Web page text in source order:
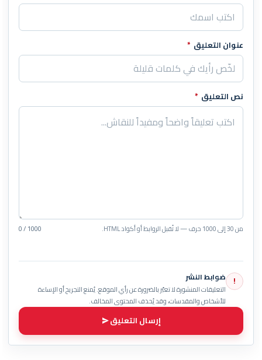
عنوان التعليق *
نص التعليق *
من 30 إلى 1000 حرف — لا تُقبل الروابط أو أكواد HTML. 0 / 1000
! ضوابط النشر
التعليقات المنشورة لا تعبّر بالضرورة عن رأي الموقع. يُمنع التجريح أو الإساءة
للأشخاص والمقدسات، وقد يُحذف المحتوى المخالف.
إرسال التعليق